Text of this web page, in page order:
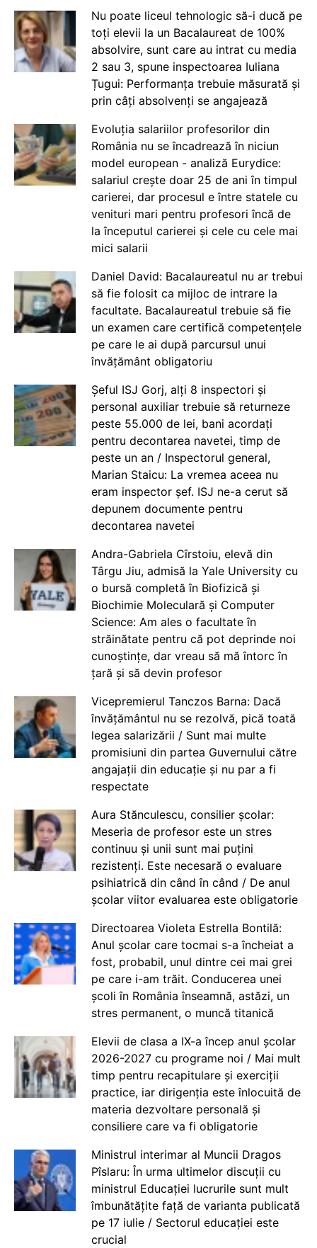
Nu poate liceul tehnologic să-i ducă pe
toți elevii la un Bacalaureat de 100%
absolvire, sunt care au intrat cu media
2 sau 3, spune inspectoarea Iuliana
Țugui: Performanța trebuie măsurată și
prin câți absolvenți se angajează
Evoluția salariilor profesorilor din
România nu se încadrează în niciun
model european - analiză Eurydice:
salariul crește doar 25 de ani în timpul
carierei, dar procesul e între statele cu
venituri mari pentru profesori încă de
la începutul carierei și cele cu cele mai
mici salarii
Daniel David: Bacalaureatul nu ar trebui
să fie folosit ca mijloc de intrare la
facultate. Bacalaureatul trebuie să fie
un examen care certifică competențele
pe care le ai după parcursul unui
învățământ obligatoriu
Șeful ISJ Gorj, alți 8 inspectori și
personal auxiliar trebuie să returneze
peste 55.000 de lei, bani acordați
pentru decontarea navetei, timp de
peste un an / Inspectorul general,
Marian Staicu: La vremea aceea nu
eram inspector șef. ISJ ne-a cerut să
depunem documente pentru
decontarea navetei
Andra-Gabriela Cîrstoiu, elevă din
Târgu Jiu, admisă la Yale University cu
o bursă completă în Biofizică și
Biochimie Moleculară și Computer
Science: Am ales o facultate în
străinătate pentru că pot deprinde noi
cunoștințe, dar vreau să mă întorc în
țară și să devin profesor
Vicepremierul Tanczos Barna: Dacă
învățământul nu se rezolvă, pică toată
legea salarizării / Sunt mai multe
promisiuni din partea Guvernului către
angajații din educație și nu par a fi
respectate
Aura Stănculescu, consilier școlar:
Meseria de profesor este un stres
continuu și unii sunt mai puțini
rezistenți. Este necesară o evaluare
psihiatrică din când în când / De anul
școlar viitor evaluarea este obligatorie
Directoarea Violeta Estrella Bontilă:
Anul școlar care tocmai s-a încheiat a
fost, probabil, unul dintre cei mai grei
pe care i-am trăit. Conducerea unei
școli în România înseamnă, astăzi, un
stres permanent, o muncă titanică
Elevii de clasa a IX-a încep anul școlar
2026-2027 cu programe noi / Mai mult
timp pentru recapitulare și exerciții
practice, iar dirigenția este înlocuită de
materia dezvoltare personală și
consiliere care va fi obligatorie
Ministrul interimar al Muncii Dragos
Pîslaru: În urma ultimelor discuții cu
ministrul Educației lucrurile sunt mult
îmbunătățite față de varianta publicată
pe 17 iulie / Sectorul educației este
crucial